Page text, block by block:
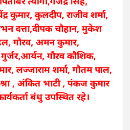
कुमार, कुलदीप, राजीव शर्मा,
दत्ता,दीपक चौहान, मुकेश
गौरव, अमन कुमार,
गौरव कौशिक,
लज्जाराम शर्मा, गौतम पाल,
, अंकित भाटी , पंकज कुमार
बंधु उपस्थित रहे।